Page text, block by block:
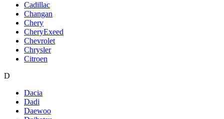
Cadillac
Changan
Chery
CheryExeed
Chevrolet
Chrysler
Citroen
D
Dacia
Dadi
Daewoo